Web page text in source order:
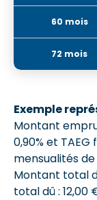
Exemple
Montant
0,90% et TAEG
mensualités de
Montant total
total dû : 12,00